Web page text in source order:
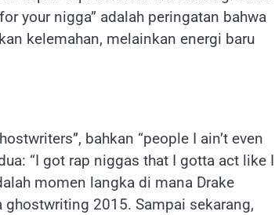
your nigga” adalah peringatan bahwa
kelemahan, melainkan energi baru
bahkan “people I ain’t even
“I got rap niggas that I gotta act like I
momen langka di mana Drake
2015. Sampai sekarang,